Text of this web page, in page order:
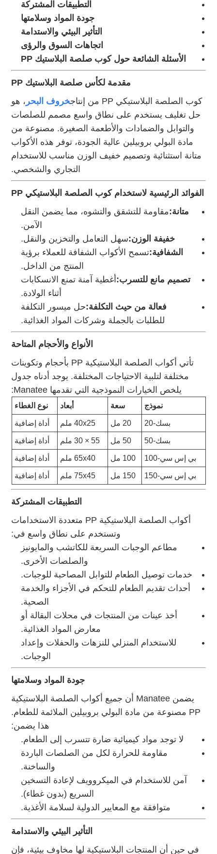
التطبيقات المشتركة
جودة المواد وسلامتها
التأثير البيئي والاستدامة
اتجاهات السوق والرؤى
الأسئلة الشائعة حول كوب صلصة البلاستيك PP
مقدمة لكأس صلصة البلاستيك PP
كوب الصلصة البلاستيكي PP من إنتاج
خروف البحر ، هو
حل تغليف يستخدم على نطاق واسع مصمم للصلصات
والتوابل والضمادات والأطعمة الصغيرة. مصنوعة من
مادة البولي بروبيلين عالية الجودة، توفر هذه الأكواب
متانة استثنائية وتصميم خفيف الوزن مناسب للاستخدام
التجاري والشخصي.
الفوائد الرئيسية لاستخدام كوب الصلصة البلاستيكي PP
متانة:مقاومة للتشقق والتشوه، مما يضمن النقل
الآمن.
خفيفة الوزن:سهل التعامل والتخزين والنقل.
الشفافية:تسمح الأكواب الشفافة للعملاء برؤية
المنتج من الداخل.
تصميم مانع للتسرب:أغطية آمنة تمنع الانسكابات
أثناء الولادة.
فعالة من حيث التكلفة:حل ميسور التكلفة
للطلبات بالجملة وشركات المواد الغذائية.
الأنواع والأحجام المتاحة
تأتي أكواب الصلصة البلاستيكية PP بأحجام وتكوينات
مختلفة لتلبية الاحتياجات المختلفة. يوجد أدناه جدول
يلخص الخيارات النموذجية التي تقدمها Manatee:
نموذج سعة أبعاد نوع الغطاء
بسك-20 20 مل 40x25 ملم أداة إضافية
بسك-50 50 مل 55 × 30 ملم أداة إضافية
بي إس سي-100 100 مل 65x40 ملم أداة إضافية
بي إس سي-150 150 مل 75x45 ملم أداة إضافية
التطبيقات المشتركة
أكواب الصلصة البلاستيكية PP متعددة الاستخدامات
وتستخدم على نطاق واسع في:
مطاعم الوجبات السريعة للكاتشب والمايونيز
والصلصات الأخرى.
خدمات توصيل الطعام للتوابل المصاحبة للوجبات.
أحداث تقديم الطعام للتحكم في الأجزاء والخدمة
الصحية.
أخذ عينات من المنتجات في محلات البقالة أو
معارض المواد الغذائية.
للاستخدام المنزلي للنزهات والحفلات وإعداد
الوجبات.
جودة المواد وسلامتها
يضمن Manatee أن جميع أكواب الصلصة البلاستيكية
PP مصنوعة من مادة البولي بروبيلين الملائمة للطعام.
هذا يضمن:
لا توجد مواد كيميائية ضارة تتسرب إلى الطعام.
مقاومة للحرارة لكل من الصلصات الباردة
والساخنة.
آمن للاستخدام في الميكروويف لإعادة التسخين
السريع (بدون غطاء).
متوافقة مع المعايير الدولية لسلامة الأغذية.
التأثير البيئي والاستدامة
في حين أن المنتجات البلاستيكية لها مخاوف بيئية، فإن